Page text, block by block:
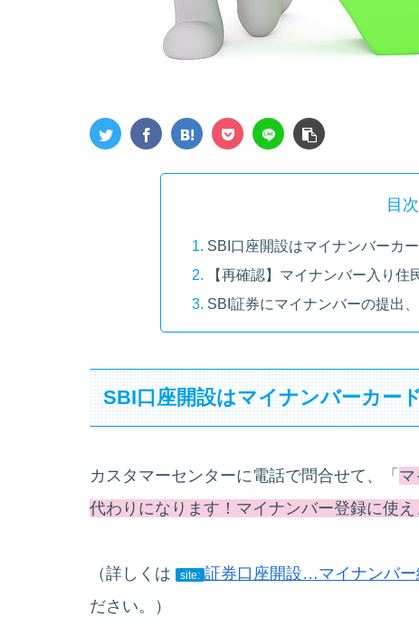
目次
SBI口座開設はマイナンバーカ
【再確認】マイナンバー入り住
SBI証券にマイナンバーの提出
SBI口座開設はマイナンバーカー
カスタマーセンターに電話で問合せて、「
代わりになります！ マイナンバー登録に使え
（詳しくは site: 証券口座開設…マイナンバー
ださい。）